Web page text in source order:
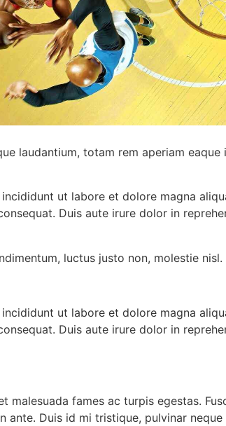
laudantium, totam rem aperiam
ut labore et dolore magna
Duis aute irure dolor in
luctus justo non, molestie nisl.
ut labore et dolore magna
Duis aute irure dolor in
fames ac turpis egestas.
ante. Duis id mi tristique, pulvinar